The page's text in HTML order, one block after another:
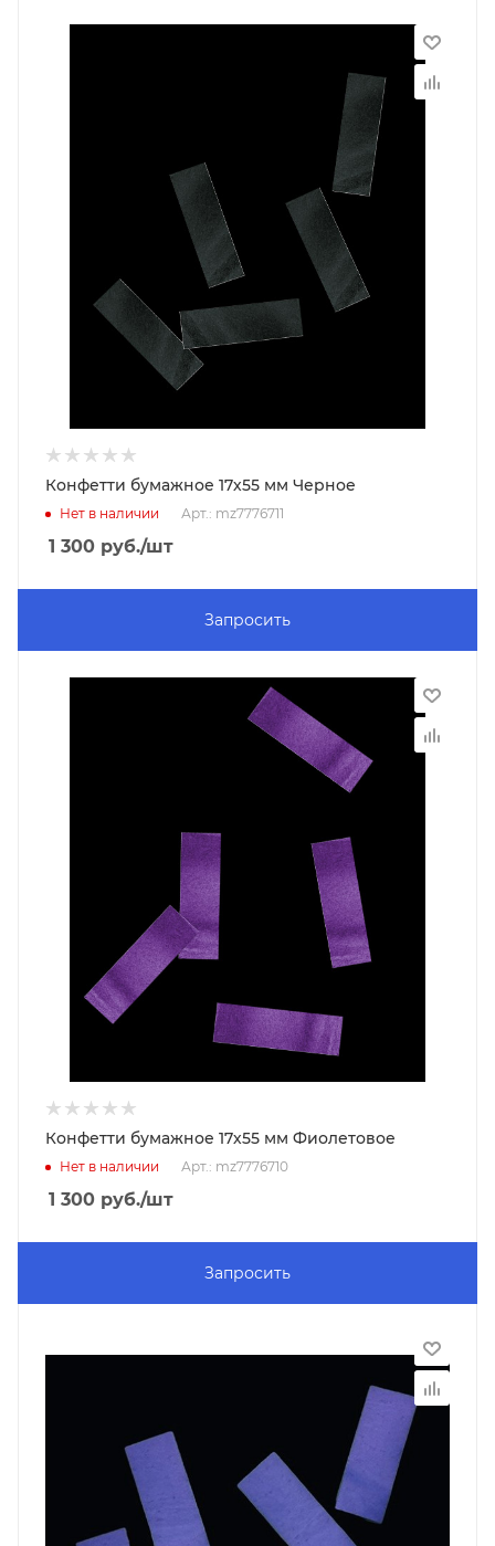
Конфетти бумажное 17х55 мм Черное
Нет в наличии Арт.: mz7776711
1 300 руб./шт
Запросить
Конфетти бумажное 17х55 мм Фиолетовое
Нет в наличии Арт.: mz7776710
1 300 руб./шт
Запросить